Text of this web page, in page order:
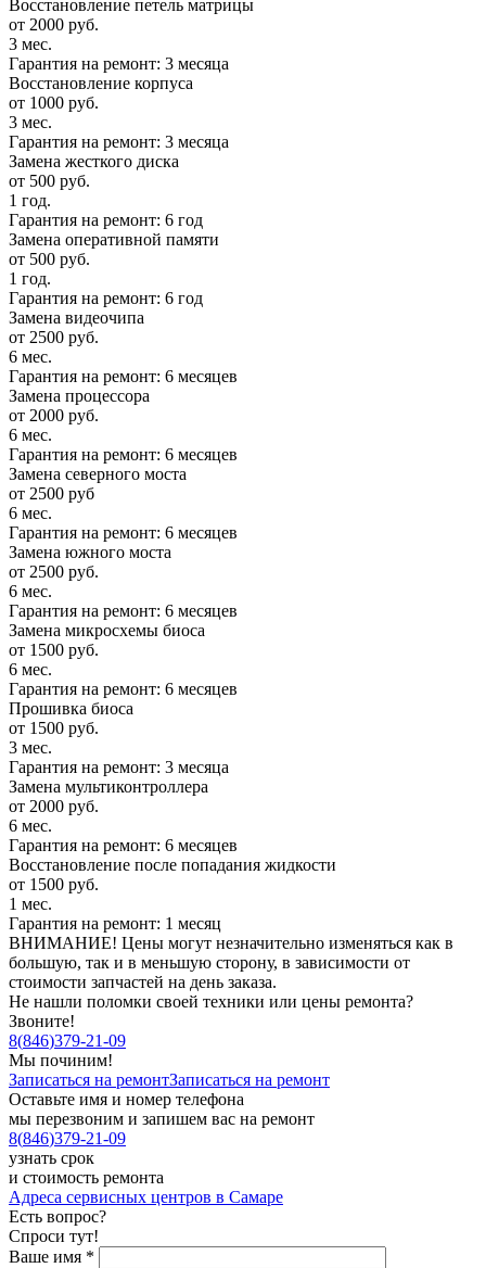
Восстановление петель матрицы
от 2000 руб.
3 мес.
Гарантия на ремонт: 3 месяца
Восстановление корпуса
от 1000 руб.
3 мес.
Гарантия на ремонт: 3 месяца
Замена жесткого диска
от 500 руб.
1 год.
Гарантия на ремонт: 6 год
Замена оперативной памяти
от 500 руб.
1 год.
Гарантия на ремонт: 6 год
Замена видеочипа
от 2500 руб.
6 мес.
Гарантия на ремонт: 6 месяцев
Замена процессора
от 2000 руб.
6 мес.
Гарантия на ремонт: 6 месяцев
Замена северного моста
от 2500 руб
6 мес.
Гарантия на ремонт: 6 месяцев
Замена южного моста
от 2500 руб.
6 мес.
Гарантия на ремонт: 6 месяцев
Замена микросхемы биоса
от 1500 руб.
6 мес.
Гарантия на ремонт: 6 месяцев
Прошивка биоса
от 1500 руб.
3 мес.
Гарантия на ремонт: 3 месяца
Замена мультиконтроллера
от 2000 руб.
6 мес.
Гарантия на ремонт: 6 месяцев
Восстановление после попадания жидкости
от 1500 руб.
1 мес.
Гарантия на ремонт: 1 месяц
ВНИМАНИЕ! Цены могут незначительно изменяться как в
большую, так и в меньшую сторону, в зависимости от
стоимости запчастей на день заказа.
Не нашли поломки своей техники или цены ремонта?
Звоните!
8(846)379-21-09
Мы починим!
Записаться на ремонтЗаписаться на ремонт
Оставьте имя и номер телефона
мы перезвоним и запишем вас на ремонт
8(846)379-21-09
узнать срок
и стоимость ремонта
Адреса сервисных центров в Самаре
Есть вопрос?
Спроси тут!
Ваше имя *